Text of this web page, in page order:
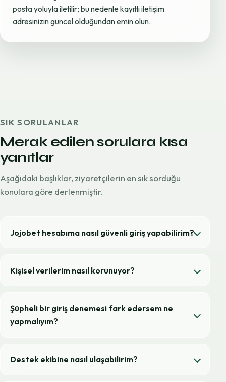
posta yoluyla iletilir; bu nedenle kayıtlı iletişim
adresinizin güncel olduğundan emin olun.
SIK SORULANLAR
Merak edilen sorulara kısa
yanıtlar
Aşağıdaki başlıklar, ziyaretçilerin en sık sorduğu
konulara göre derlenmiştir.
Jojobet hesabıma nasıl güvenli giriş yapabilirim?
Kişisel verilerim nasıl korunuyor?
Şüpheli bir giriş denemesi fark edersem ne
yapmalıyım?
Destek ekibine nasıl ulaşabilirim?